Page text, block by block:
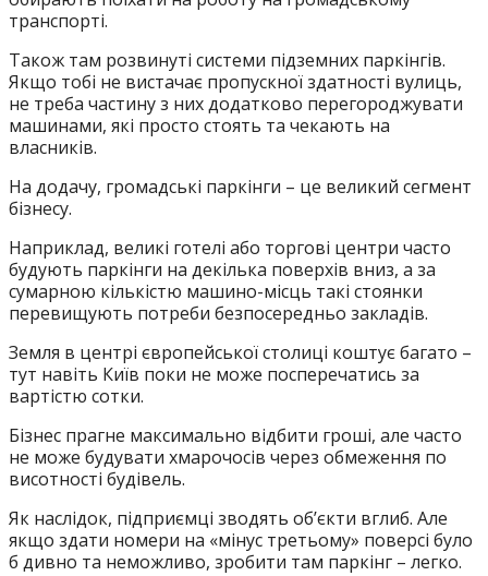
транспорті.
Також там розвинуті системи підземних паркінгів.
Якщо тобі не вистачає пропускної здатності вулиць,
не треба частину з них додатково перегороджувати
машинами, які просто стоять та чекають на
власників.
На додачу, громадські паркінги – це великий сегмент
бізнесу.
Наприклад, великі готелі або торгові центри часто
будують паркінги на декілька поверхів вниз, а за
сумарною кількістю машино-місць такі стоянки
перевищують потреби безпосередньо закладів.
Земля в центрі європейської столиці коштує багато –
тут навіть Київ поки не може посперечатись за
вартістю сотки.
Бізнес прагне максимально відбити гроші, але часто
не може будувати хмарочосів через обмеження по
висотності будівель.
Як наслідок, підприємці зводять об’єкти вглиб. Але
якщо здати номери на «мінус третьому» поверсі було
б дивно та неможливо, зробити там паркінг – легко.